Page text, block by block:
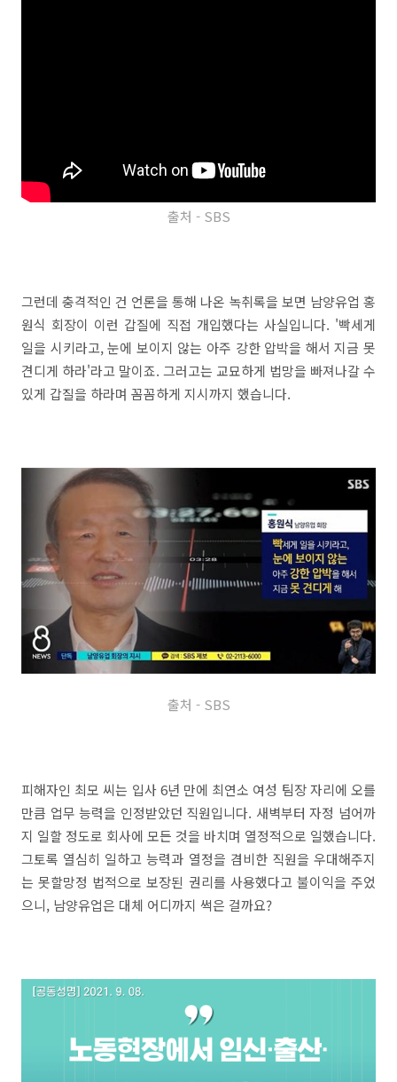
출처 - SBS
그런데 충격적인 건 언론을 통해 나온 녹취록을 보면 남양유업 홍
원식 회장이 이런 갑질에 직접 개입했다는 사실입니다. '빡세게
일을 시키라고, 눈에 보이지 않는 아주 강한 압박을 해서 지금 못
견디게 하라'라고 말이죠. 그러고는 교묘하게 법망을 빠져나갈 수
있게 갑질을 하라며 꼼꼼하게 지시까지 했습니다.
출처 - SBS
피해자인 최모 씨는 입사 6년 만에 최연소 여성 팀장 자리에 오를
만큼 업무 능력을 인정받았던 직원입니다. 새벽부터 자정 넘어까
지 일할 정도로 회사에 모든 것을 바치며 열정적으로 일했습니다.
그토록 열심히 일하고 능력과 열정을 겸비한 직원을 우대해주지
는 못할망정 법적으로 보장된 권리를 사용했다고 불이익을 주었
으니, 남양유업은 대체 어디까지 썩은 걸까요?